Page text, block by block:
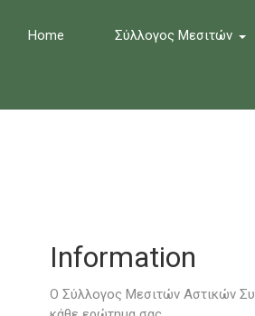
Home Σύλλογος Μεσιτών
Information
Ο Σύλλογος Μεσιτών Αστικών